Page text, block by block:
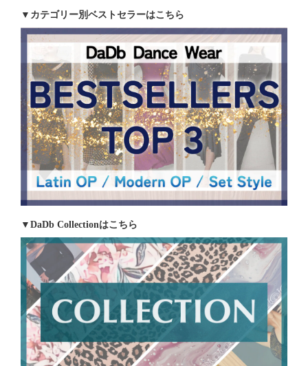
▼カテゴリー別ベストセラーはこちら
▼DaDb Collectionはこちら